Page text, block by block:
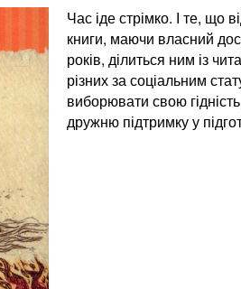
Час іде стрімко. І те, що
книги, маючи власний
років, ділиться ним із
різних за соціальним
виборювати свою
дружню підтримку у